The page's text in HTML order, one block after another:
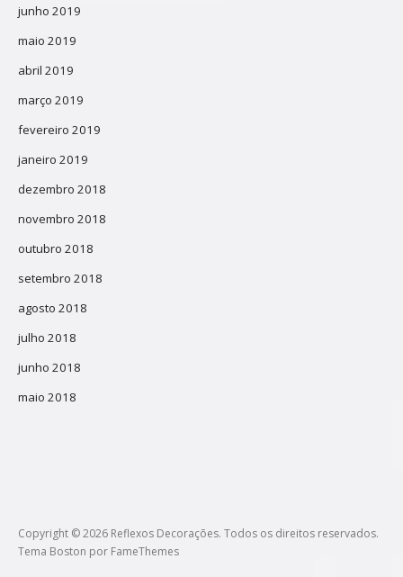
junho 2019
maio 2019
abril 2019
março 2019
fevereiro 2019
janeiro 2019
dezembro 2018
novembro 2018
outubro 2018
setembro 2018
agosto 2018
julho 2018
junho 2018
maio 2018
Copyright © 2026 Reflexos Decorações. Todos os direitos reservados.
Tema Boston por FameThemes